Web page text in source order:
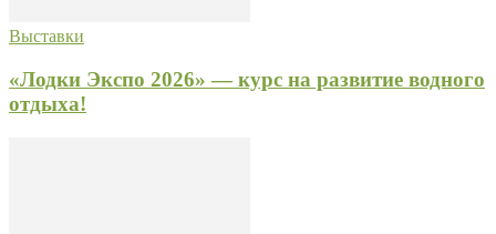
Выставки
«Лодки Экспо 2026» — курс на развитие водного
отдыха!